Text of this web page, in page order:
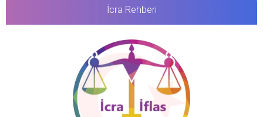
İcra Rehberi